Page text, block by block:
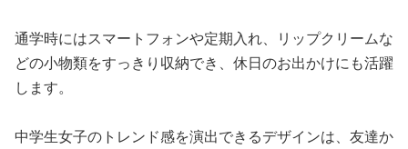
通学時にはスマートフォンや定期入れ、リップクリームな
どの小物類をすっきり収納でき、休日のお出かけにも活躍
します。
中学生女子のトレンド感を演出できるデザインは、友達か